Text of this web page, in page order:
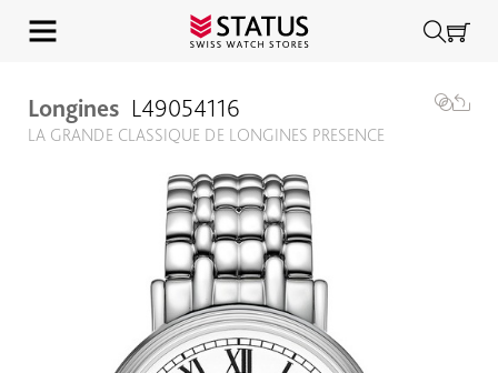
Longines L49054116
LA GRANDE CLASSIQUE DE LONGINES PRESENCE